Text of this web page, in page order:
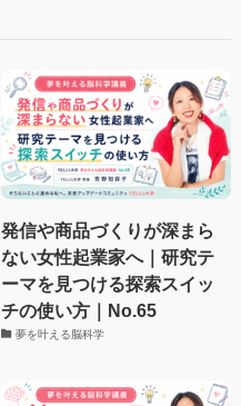
発信や商品づくりが深まら
ない女性起業家へ｜研究テ
ーマを見つける探索スイッ
チの使い方｜No.65
夢を叶える脳科学